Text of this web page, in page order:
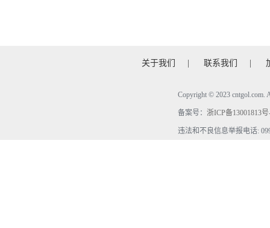
关于我们 联系我们
Copyright © 2023
备案号： 浙ICP备13001813
违法和不良信息举报电话: